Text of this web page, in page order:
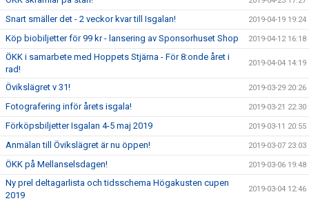
Snart smäller det - 2 veckor kvar till Isgalan! 2019-04-19 19:24
Köp biobiljetter för 99 kr - lansering av Sponsorhuset Shop 2019-04-12 16:18
ÖKK i samarbete med Hoppets Stjärna - För 8:onde året i
rad!
2019-04-04 14:19
Övikslägret v 31! 2019-03-29 20:26
Fotografering inför årets isgala! 2019-03-21 22:30
Förköpsbiljetter Isgalan 4-5 maj 2019 2019-03-11 20:55
Anmälan till Övikslägret är nu öppen! 2019-03-07 23:03
ÖKK på Mellanselsdagen! 2019-03-06 19:48
Ny prel deltagarlista och tidsschema Högakusten cupen
2019
2019-03-04 12:46